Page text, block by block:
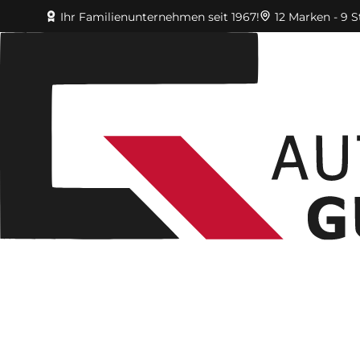
Ihr Familienunternehmen seit 1967! 12 Marken - 9